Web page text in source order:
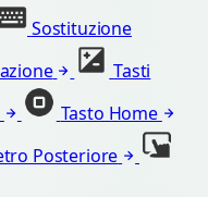
Sostituzione
Tasti
Tasto Home
Posteriore